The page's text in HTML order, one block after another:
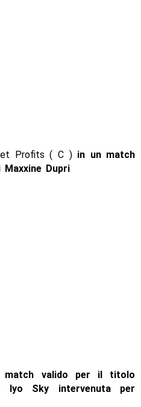
Profits ( C ) in un match
Dupri
match valido per il titolo
Iyo Sky intervenuta per